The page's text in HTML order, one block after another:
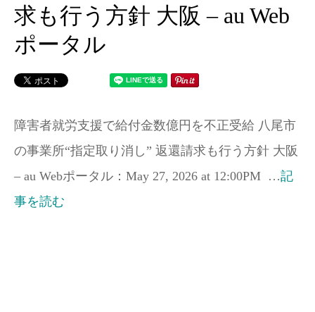
求も行う方針 大阪 – au Web
ポータル
障害者就労支援で給付金数億円を不正受給 八尾市
の事業所“指定取り消し” 返還請求も行う方針 大阪
– au Webポータル：May 27, 2026 at 12:00PM …記
事を読む